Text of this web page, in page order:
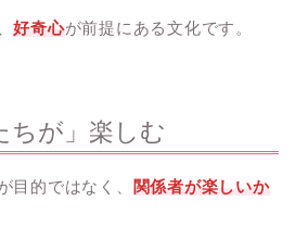
好奇心が前提にある文化です。
ちが」楽しむ
目的ではなく、
関係者が楽しいか